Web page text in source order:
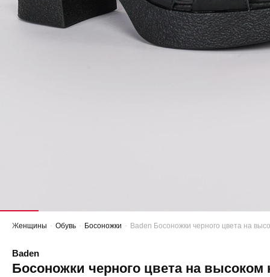
Женщины Обувь Босоножки Baden Босоножки черного цвета на
Baden
Босоножки черного цвета на высоком